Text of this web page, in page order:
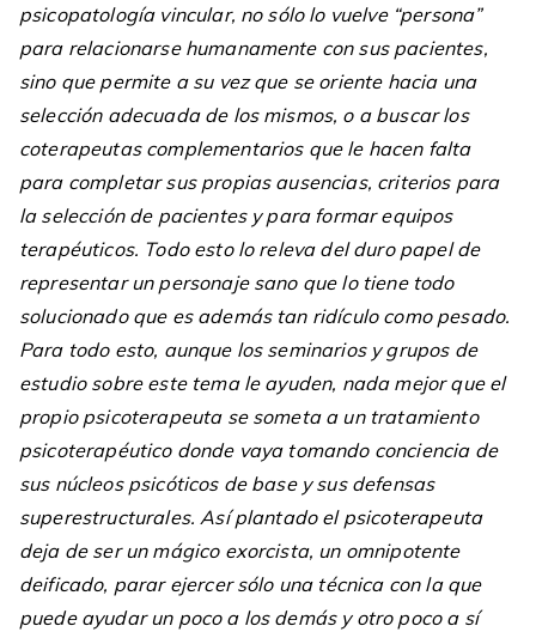
psicopatología vincular, no sólo lo vuelve “persona”
para relacionarse humanamente con sus pacientes,
sino que permite a su vez que se oriente hacia una
selección adecuada de los mismos, o a buscar los
coterapeutas complementarios que le hacen falta
para completar sus propias ausencias, criterios para
la selección de pacientes y para formar equipos
terapéuticos. Todo esto lo releva del duro papel de
representar un personaje sano que lo tiene todo
solucionado que es además tan ridículo como pesado.
Para todo esto, aunque los seminarios y grupos de
estudio sobre este tema le ayuden, nada mejor que el
propio psicoterapeuta se someta a un tratamiento
psicoterapéutico donde vaya tomando conciencia de
sus núcleos psicóticos de base y sus defensas
superestructurales. Así plantado el psicoterapeuta
deja de ser un mágico exorcista, un omnipotente
deificado, parar ejercer sólo una técnica con la que
puede ayudar un poco a los demás y otro poco a sí